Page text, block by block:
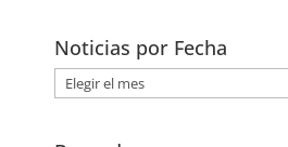
Noticias por Fecha
Noticias
por